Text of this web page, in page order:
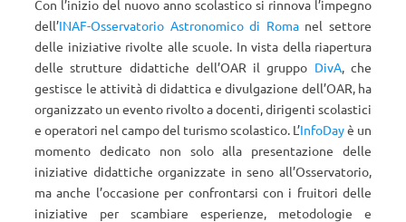
Con l’inizio del nuovo anno scolastico si rinnova l’impegno
dell’INAF-Osservatorio Astronomico di Romanel settore
delle iniziative rivolte alle scuole. In vista della riapertura
delle strutture didattiche dell’OAR il gruppo DivA, che
gestisce le attività di didattica e divulgazione dell’OAR, ha
organizzato un evento rivolto a docenti, dirigenti scolastici
e operatori nel campo del turismo scolastico. L’InfoDayè un
momento dedicato non solo alla presentazione delle
iniziative didattiche organizzate in seno all’Osservatorio,
ma anche l’occasione per confrontarsi con i fruitori delle
iniziative per scambiare esperienze, metodologie e